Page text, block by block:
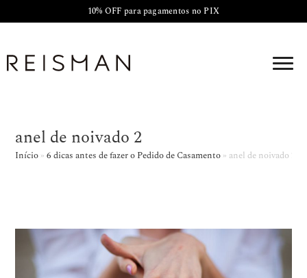
10% OFF para pagamentos no PIX
anel de noivado 2
Início »6 dicas antes de fazer o Pedido de Casamento » anel de noivado 2